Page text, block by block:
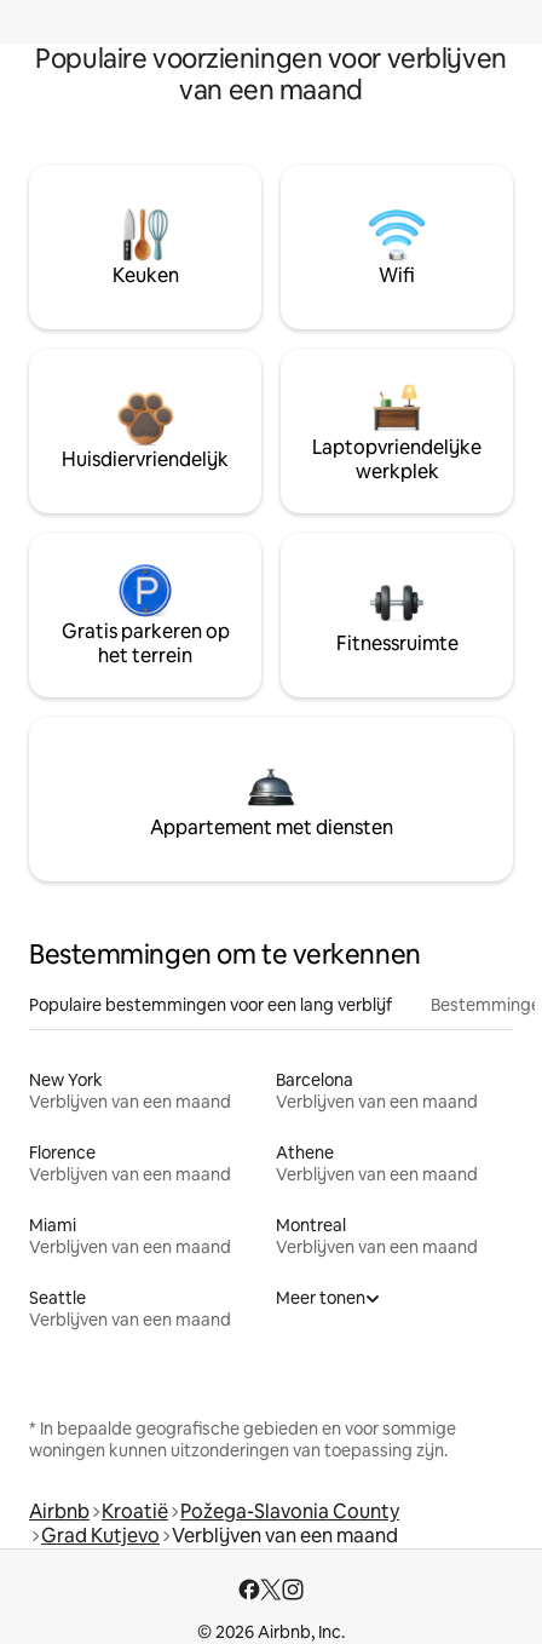
Populaire voorzieningen voor verblijven
van een maand
Keuken Wifi
Huisdiervriendelijk
Laptopvriendelijke
werkplek
Gratis parkeren op
het terrein
Fitnessruimte
Appartement met diensten
Bestemmingen om te verkennen
Populaire bestemmingen voor een lang verblijf
New York
Verblijven van een maand
Barcelona
Verblijven van een maand
Florence
Verblijven van een maand
Athene
Verblijven van een maand
Miami
Verblijven van een maand
Montreal
Verblijven van een maand
Seattle
Verblijven van een maand
Meer tonen
* In bepaalde geografische gebieden en voor sommige
woningen kunnen uitzonderingen van toepassing zijn.
Airbnb Kroatië Požega-Slavonia County
Grad Kutjevo Verblijven van een maand
© 2026 Airbnb, Inc.